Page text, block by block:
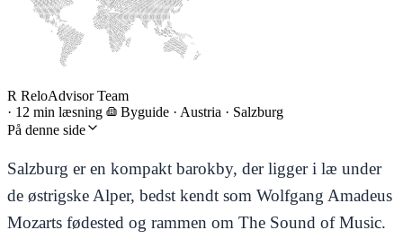
R ReloAdvisor Team
· 12 min læsning Byguide · Austria · Salzburg
På denne side
Salzburg er en kompakt barokby, der ligger i læ under
de østrigske Alper, bedst kendt som Wolfgang Amadeus
Mozarts fødested og rammen om The Sound of Music.